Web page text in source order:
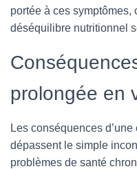
portée à ces
déséquilibre nutritionnel
prolongée en
Les conséquences
dépassent le simple
problèmes de santé